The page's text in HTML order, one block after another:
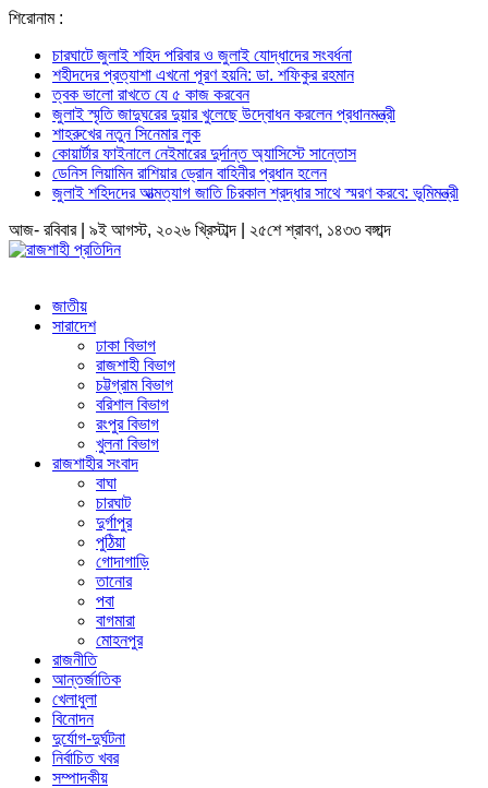
শিরোনাম :
চারঘাটে জুলাই শহিদ পরিবার ও জুলাই যোদ্ধাদের সংবর্ধনা
শহীদদের প্রত্যাশা এখনো পূরণ হয়নি: ডা. শফিকুর রহমান
ত্বক ভালো রাখতে যে ৫ কাজ করবেন
জুলাই স্মৃতি জাদুঘরের দুয়ার খুলেছে উদ্বোধন করলেন প্রধানমন্ত্রী
শাহরুখের নতুন সিনেমার লুক
কোয়ার্টার ফাইনালে নেইমারের দুর্দান্ত অ্যাসিস্টে সান্তোস
ডেনিস লিয়ামিন রাশিয়ার ড্রোন বাহিনীর প্রধান হলেন
জুলাই শহিদদের আত্মত্যাগ জাতি চিরকাল শ্রদ্ধার সাথে স্মরণ করবে: ভূমিমন্ত্রী
আজ- রবিবার | ৯ই আগস্ট, ২০২৬ খ্রিস্টাব্দ | ২৫শে শ্রাবণ, ১৪৩৩ বঙ্গাব্দ
জাতীয়
সারাদেশ
ঢাকা বিভাগ
রাজশাহী বিভাগ
চট্টগ্রাম বিভাগ
বরিশাল বিভাগ
রংপুর বিভাগ
খুলনা বিভাগ
রাজশাহীর সংবাদ
বাঘা
চারঘাট
দুর্গাপুর
পুঠিয়া
গোদাগাড়ি
তানোর
পবা
বাগমারা
মোহনপুর
রাজনীতি
আন্তর্জাতিক
খেলাধুলা
বিনোদন
দুর্যোগ-দুর্ঘটনা
নির্বাচিত খবর
সম্পাদকীয়